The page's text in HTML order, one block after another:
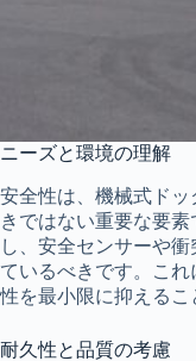
ニーズと環境の理解
安全性は、機械式ド
きではない重要な要
し、安全センサーや
ているべきです。こ
性を最小限に抑えるこ
耐久性と品質の考慮